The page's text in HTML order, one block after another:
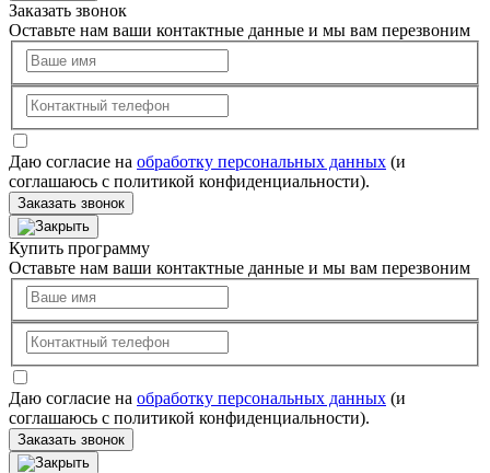
Заказать звонок
Оставьте нам ваши контактные данные и мы вам перезвоним
Даю согласие на обработку персональных данных (и
соглашаюсь с политикой конфиденциальности).
Заказать звонок
Купить программу
Оставьте нам ваши контактные данные и мы вам перезвоним
Даю согласие на обработку персональных данных (и
соглашаюсь с политикой конфиденциальности).
Заказать звонок